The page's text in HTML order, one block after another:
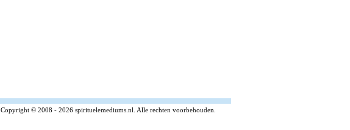
Copyright © 2008 - 2026 spirituelemediums.nl. Alle rechten voorbehouden.